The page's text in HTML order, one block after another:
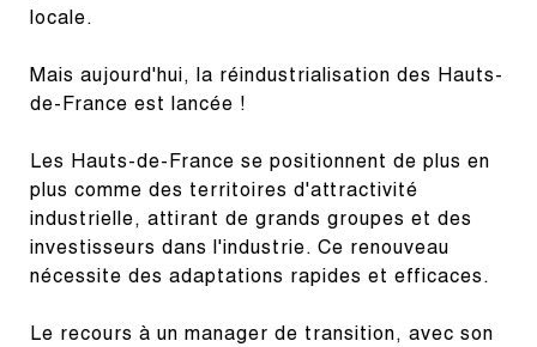
locale.
Mais aujourd'hui, la réindustrialisation des Hauts-
de-France est lancée !
Les Hauts-de-France se positionnent de plus en
plus comme des territoires d'attractivité
industrielle, attirant de grands groupes et des
investisseurs dans l'industrie. Ce renouveau
nécessite des adaptations rapides et efficaces.
Le recours à un manager de transition, avec son